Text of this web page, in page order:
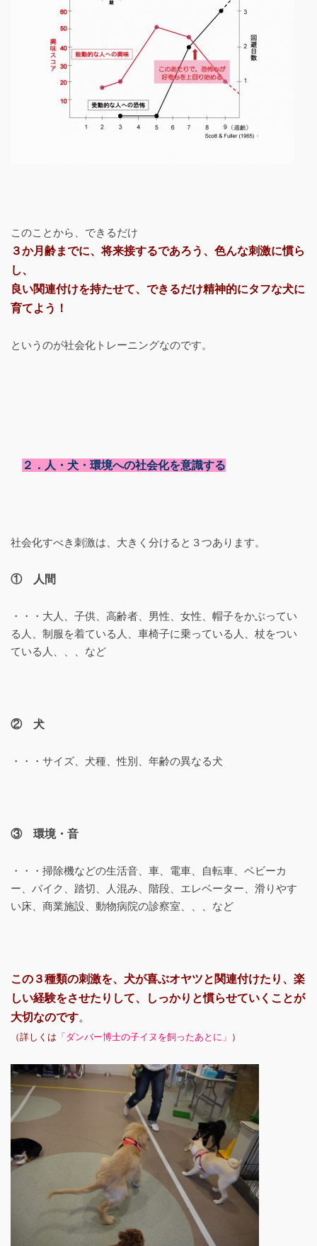
このことから、できるだけ
３か月齢までに、将来接するであろう、色んな刺激に慣ら
し、
良い関連付けを持たせて、できるだけ精神的にタフな犬に
育てよう！
というのが社会化トレーニングなのです。
２．人・犬・環境への社会化を意識する
社会化すべき刺激は、大きく分けると３つあります。
① 人間
・・・大人、子供、高齢者、男性、女性、帽子をかぶってい
る人、制服を着ている人、車椅子に乗っている人、杖をつい
ている人、、、など
② 犬
・・・サイズ、犬種、性別、年齢の異なる犬
③ 環境・音
・・・掃除機などの生活音、車、電車、自転車、ベビーカ
ー、バイク、踏切、人混み、階段、エレベーター、滑りやす
い床、商業施設、動物病院の診察室、、、など
この３種類の刺激を、犬が喜ぶオヤツと関連付けたり、楽
しい経験をさせたりして、しっかりと慣らせていくことが
大切なのです。
（詳しくは 「ダンバー博士の子イヌを飼ったあとに」 ）